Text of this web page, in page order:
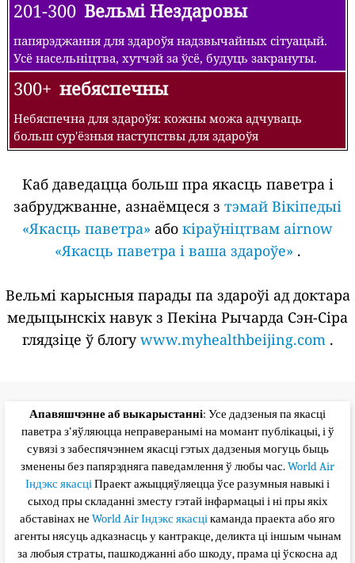
201-300 Вельмі Нездаровы
папярэджання для здароўя надзвычайных сітуацый.
Усё насельніцтва, хутчэй за ўсё, будуць закрануты.
300+ небяспечны
Небяспечна для здароўя: кожны можа адчуваць
больш сур'ёзныя наступствы для здароўя
Каб даведацца больш пра якасць паветра і
забруджванне, азнаёмцеся з тэмай Вікіпедыі
«Якасць паветра» або кіраўніцтвам airnow
«Якасць паветра і ваша здароўе» .
Вельмі карысныя парады па здароўі ад доктара
медыцынскіх навук з Пекіна Рычарда Сэн-Сіра
глядзіце ў блогуwww.myhealthbeijing.com.
Апавяшчэнне аб выкарыстанні: Усе дадзеныя па якасці
паветра з'яўляюцца неправеранымі на момант публікацыі, і ў
сувязі з забеспячэннем якасці гэтых дадзеныя могуць быць
зменены без папярэдняга паведамлення ў любы час.World Air
Індэкс якасціПраект ажыццяўляецца ўсе разумныя навыкі і
сыход пры складанні зместу гэтай інфармацыі і ні пры якіх
абставінах не World Air Індэкс якасцікаманда праекта або яго
агенты нясуць адказнасць у кантракце, деликта ці іншым чынам
за любыя страты, пашкоджанні або шкоду, прама ці ўскосна ад